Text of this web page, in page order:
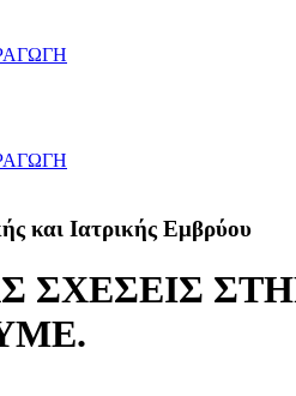
και Ιατρικής Εμβρύου
ΣΧΕΣΕΙΣ